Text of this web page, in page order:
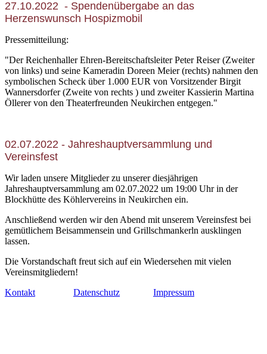
27.10.2022 - Spendenübergabe an das
Herzenswunsch Hospizmobil
Pressemitteilung:
"Der Reichenhaller Ehren-Bereitschaftsleiter Peter Reiser (Zweiter
von links) und seine Kameradin Doreen Meier (rechts) nahmen den
symbolischen Scheck über 1.000 EUR von Vorsitzender Birgit
Wannersdorfer (Zweite von rechts ) und zweiter Kassierin Martina
Öllerer von den Theaterfreunden Neukirchen entgegen."
02.07.2022 - Jahreshauptversammlung und
Vereinsfest
Wir laden unsere Mitglieder zu unserer diesjährigen
Jahreshauptversammlung am 02.07.2022 um 19:00 Uhr in der
Blockhütte des Köhlervereins in Neukirchen ein.
Anschließend werden wir den Abend mit unserem Vereinsfest bei
gemütlichem Beisammensein und Grillschmankerln ausklingen
lassen.
Die Vorstandschaft freut sich auf ein Wiedersehen mit vielen
Vereinsmitgliedern!
Kontakt
Datenschutz Impressum